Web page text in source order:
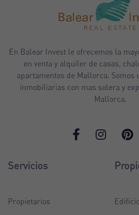
En Balear Invest le ofrecemos la
en venta y alquiler de casas,
apartamentos de Mallorca. Somos
inmobiliarias con mas solera y
Mallorca.
Servicios
Propietarios